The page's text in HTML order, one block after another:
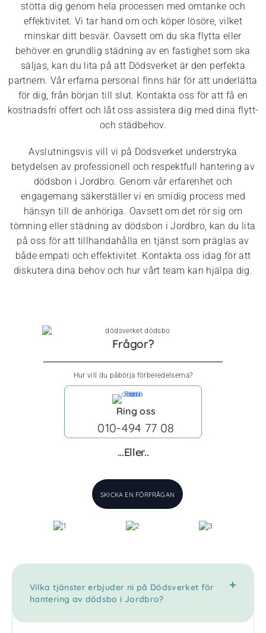
stötta dig genom hela processen med omtanke och
effektivitet. Vi tar hand om och köper lösöre, vilket
minskar ditt besvär. Oavsett om du ska flytta eller
behöver en grundlig städning av en fastighet som ska
säljas, kan du lita på att Dödsverket är den perfekta
partnern. Vår erfarna personal finns här för att underlätta
för dig, från början till slut. Kontakta oss för att få en
kostnadsfri offert och låt oss assistera dig med dina flytt-
och städbehov.
Avslutningsvis vill vi på Dödsverket understryka
betydelsen av professionell och respektfull hantering av
dödsbon i Jordbro. Genom vår erfarenhet och
engagemang säkerställer vi en smidig process med
hänsyn till de anhöriga. Oavsett om det rör sig om
tömning eller städning av dödsbon i Jordbro, kan du lita
på oss för att tillhandahålla en tjänst som präglas av
både empati och effektivitet. Kontakta oss idag för att
diskutera dina behov och hur vårt team kan hjälpa dig.
Frågor?
Hur vill du påbörja förberedelserna?
Ring oss
010-494 77 08
...Eller..
SKICKA EN FÖRFRÅGAN
Vilka tjänster erbjuder ni på Dödsverket för
hantering av dödsbo i Jordbro?